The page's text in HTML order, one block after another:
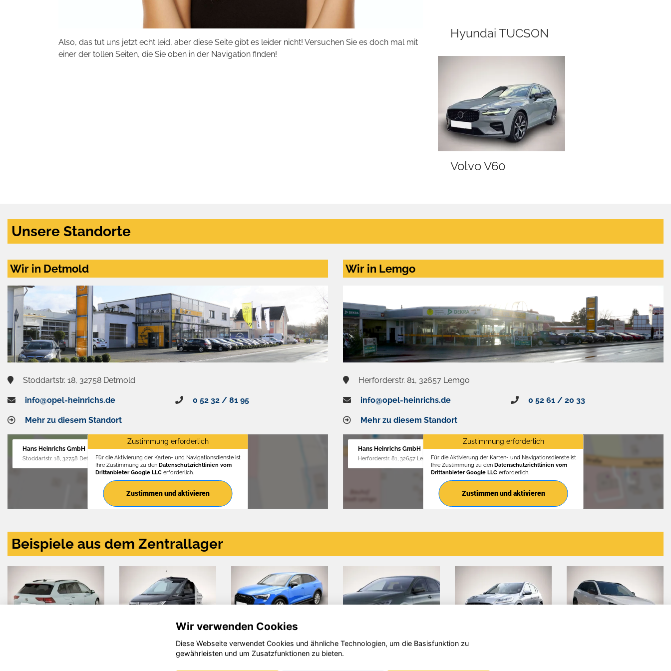
Also, das tut uns jetzt echt leid, aber diese Seite gibt es leider nicht! Versuchen Sie es doch mal mit
einer der tollen Seiten, die Sie oben in der Navigation finden!
Hyundai TUCSON
Volvo V60
Unsere Standorte
Wir in Detmold
Stoddartstr. 18, 32758 Detmold
info@opel-heinrichs.de 0 52 32 / 81 95
Mehr zu diesem Standort
Hans Heinrichs GmbH
Stoddartstr. 18, 32758 Detmold
Zustimmung erforderlich
Für die Aktivierung der Karten- und Navigationsdienste ist
Ihre Zustimmung zu den Datenschutzrichtlinien vom
Drittanbieter Google LLCerforderlich.
Zustimmen und aktivieren
Wir in Lemgo
Herforderstr. 81, 32657 Lemgo
info@opel-heinrichs.de 0 52 61 / 20 33
Mehr zu diesem Standort
Hans Heinrichs GmbH
Herforderstr. 81, 32657 Lemgo
Zustimmung erforderlich
Für die Aktivierung der Karten- und Navigationsdienste ist
Ihre Zustimmung zu den Datenschutzrichtlinien vom
Drittanbieter Google LLCerforderlich.
Zustimmen und aktivieren
Beispiele aus dem Zentrallager
Hyundai i30 Ford Kuga Renault
Wir verwenden Cookies
Diese Webseite verwendet Cookies und ähnliche Technologien, um die Basisfunktion zu
gewährleisten und um Zusatzfunktionen zu bieten.